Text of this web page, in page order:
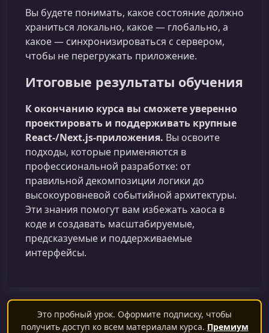
Вы будете понимать, какое состояние должно
храниться локально, какое — глобально, а
какое — синхронизироваться с сервером,
чтобы не перегружать приложение.
Итоговые результаты обучения
К окончанию курса вы сможете уверенно
проектировать и поддерживать крупные
React‑/Next.js‑приложения. Вы освоите
подходы, которые применяются в
профессиональной разработке: от
правильной декомпозиции логики до
высокоуровневой событийной архитектуры.
Эти знания помогут вам избежать хаоса в
коде и создавать масштабируемые,
предсказуемые и поддерживаемые
интерфейсы.
Это пробный урок. Оформите подписку, чтобы
получить доступ ко всем материалам курса. Премиум